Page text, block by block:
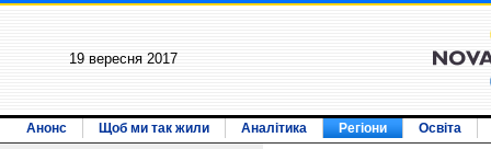
19 вересня 2017
Анонс Щоб ми так жили Аналітика Регіони Освіта